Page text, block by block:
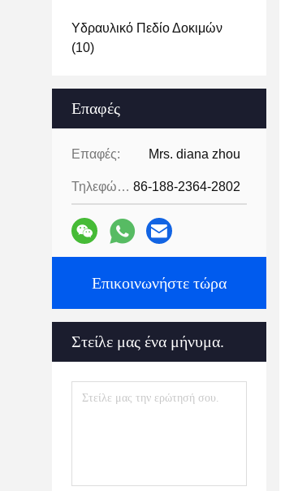
Υδραυλικό Πεδίο Δοκιμών
(10)
Επαφές
Επαφές: Mrs. diana zhou
Τηλεφώνημα: 86-188-2364-2802
Επικοινωνήστε τώρα
Στείλε μας ένα μήνυμα.